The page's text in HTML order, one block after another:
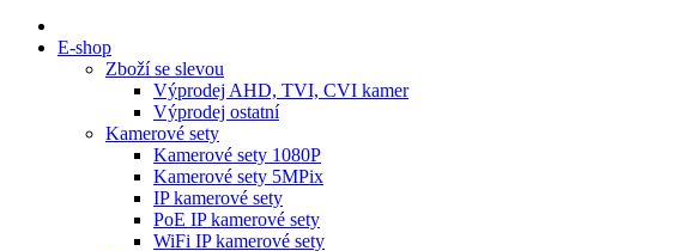
E-shop
Zboží se slevou
Výprodej AHD, TVI, CVI kamer
Výprodej ostatní
Kamerové sety
Kamerové sety 1080P
Kamerové sety 5MPix
IP kamerové sety
PoE IP kamerové sety
WiFi IP kamerové sety